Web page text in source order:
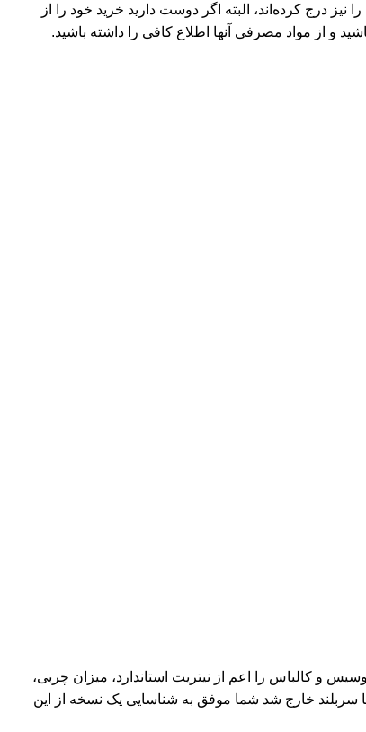
درج کرده‌اند، البته اگر دوست دارید خرید خود را از
و از مواد مصرفی آنها اطلاع کافی را داشته باشید.
و کالباس را اعم از نیتریت استاندارد، میزان چربی،
خارج شد شما موفق به شناسایی یک نسخه از این